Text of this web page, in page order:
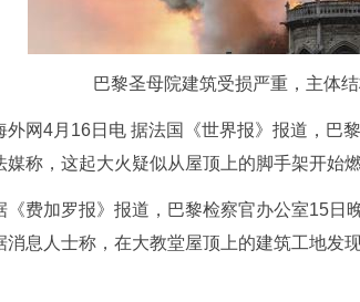
巴黎圣母院建筑受损严重，主体
4月16日电 据法国《世界报》报道，巴
媒称，这起大火疑似从屋顶上的脚手架开始
加罗报》报道，巴黎检察官办公室15日晚
消息人士称，在大教堂屋顶上的建筑工地发